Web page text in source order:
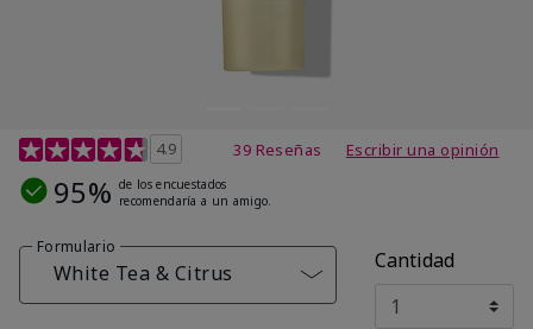
Calificación de clientes de 4,5 de 5
4.9 39 Reseñas Escribir una opinión
95% de los encuestados
recomendaría a un amigo.
Formulario
White Tea & Citrus Cantidad